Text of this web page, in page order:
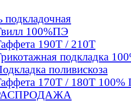
подкладочная
100%ПЭ
190Т / 210Т
подкладка
поливискоза
170Т / 180Т 100%